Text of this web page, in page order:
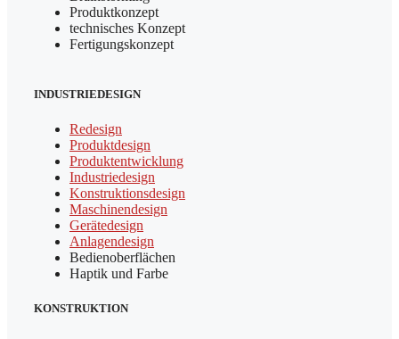
Produktkonzept
technisches Konzept
Fertigungskonzept
INDUSTRIEDESIGN
Redesign
Produktdesign
Produktentwicklung
Industriedesign
Konstruktionsdesign
Maschinendesign
Gerätedesign
Anlagendesign
Bedienoberflächen
Haptik und Farbe
KONSTRUKTION